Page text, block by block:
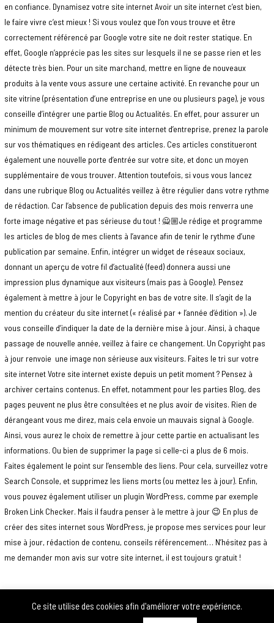
en confiance. Dynamisez votre site internet Avoir un site internet c’est bien,
le faire vivre c’est mieux ! Si vous voulez que l’on vous trouve et être
correctement référencé par Google votre site ne doit rester statique. En
effet, Google n’apprécie pas les sites sur lesquels il ne se passe rien et les
détecte très bien. Pour un site marchand, mettre en ligne de nouveaux
produits à la vente vous assure une certaine activité. En revanche pour un
site vitrine (présentation d’une entreprise en une ou plusieurs page), je vous
conseille d’intégrer une partie Blog ou Actualités. En effet, pour assurer un
minimum de mouvement sur votre site internet d’entreprise, prenez la parole
sur vos thématiques en rédigeant des articles. Ces articles constitueront
également une nouvelle porte d’entrée sur votre site, et donc un moyen
supplémentaire de vous trouver. Attention toutefois, si vous vous lancez
dans une rubrique Blog ou Actualités veillez à être régulier dans votre rythme
de rédaction. Car l’absence de publication depuis des mois renverra une
forte image négative et pas sérieuse du tout ! 🙅🏼Je rédige et programme
les articles de blog de mes clients à l’avance afin de tenir le rythme d’une
publication par semaine. Enfin, intégrer un widget de réseaux sociaux,
donnant un aperçu de votre fil d’actualité (feed) donnera aussi une
impression plus dynamique aux visiteurs (mais pas à Google). Pensez
également à mettre à jour le Copyright en bas de votre site. Il s’agit de la
mention du créateur du site internet (« réalisé par + l’année d’édition »). Je
vous conseille d’indiquer la date de la dernière mise à jour. Ainsi, à chaque
passage de nouvelle année, veillez à faire ce changement. Un Copyright pas
à jour renvoie une image non sérieuse aux visiteurs. Faites le tri sur votre
site internet Votre site internet existe depuis un petit moment ? Pensez à
archiver certains contenus. En effet, notamment pour les parties Blog, des
pages peuvent ne plus être consultées et ne plus avoir de visites. Rien de
dérangeant vous me direz, mais cela envoie un mauvais signal à Google.
Ainsi, vous aurez le choix de remettre à jour cette partie en actualisant les
informations. Ou bien de supprimer la page si celle-ci a plus de 6 mois.
Faites également le point sur l’ensemble des liens. Pour cela, surveillez votre
Search Console, et supprimez les liens morts (ou mettez les à jour). Enfin,
vous pouvez également utiliser un plugin WordPress, comme par exemple
Broken Link Checker. Mais il faudra penser à le mettre à jour 😉 En plus de
créer des sites internet sous WordPress, je propose mes services pour leur
mise à jour, rédaction de contenu, conseils référencement… N’hésitez pas à
me demander mon avis sur votre site internet, il est toujours gratuit !
Ce site utilise des cookies afin d'améliorer votre expérience.